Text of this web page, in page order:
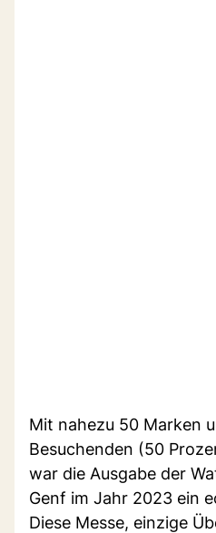
Mit nahezu 50 Marken
Besuchenden (50
war die Ausgabe der
Genf im Jahr 2023 ein
Diese Messe, einzige